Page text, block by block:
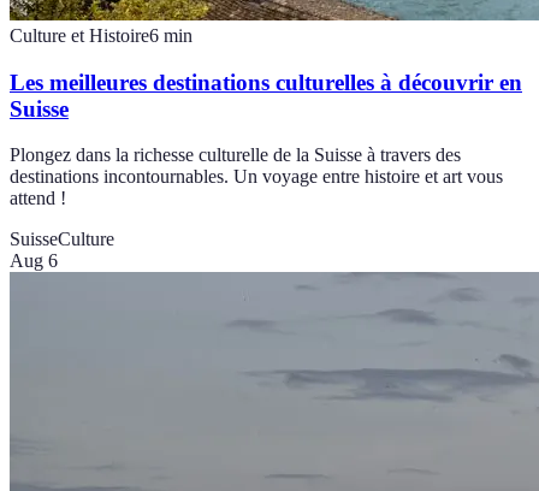
Culture et Histoire6 min
Les meilleures destinations culturelles à découvrir en
Suisse
Plongez dans la richesse culturelle de la Suisse à travers des
destinations incontournables. Un voyage entre histoire et art vous
attend !
SuisseCulture
Aug 6